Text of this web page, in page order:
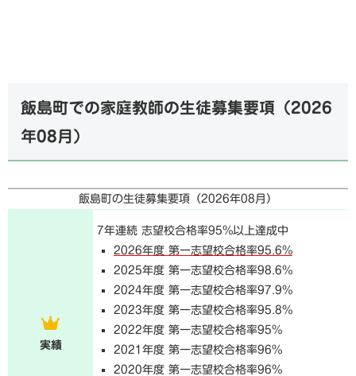
飯島町での家庭教師の生徒募集要項（2026
年08月）
飯島町の生徒募集要項（2026年08月 ）
実績
7年連続 志望校合格率95%以上達成中
2026年度 第一志望校合格率95.6%
2025年度 第一志望校合格率98.6%
2024年度 第一志望校合格率97.9%
2023年度 第一志望校合格率95.8%
2022年度 第一志望校合格率95%
2021年度 第一志望校合格率96%
2020年度 第一志望校合格率96%